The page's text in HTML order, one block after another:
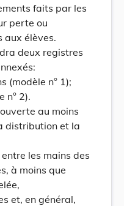
faits par les
perte ou
aux élèves.
deux registres
(modèle n° 1);
n° 2).
au moins
distribution et la
les mains des
à moins que
et, en général,